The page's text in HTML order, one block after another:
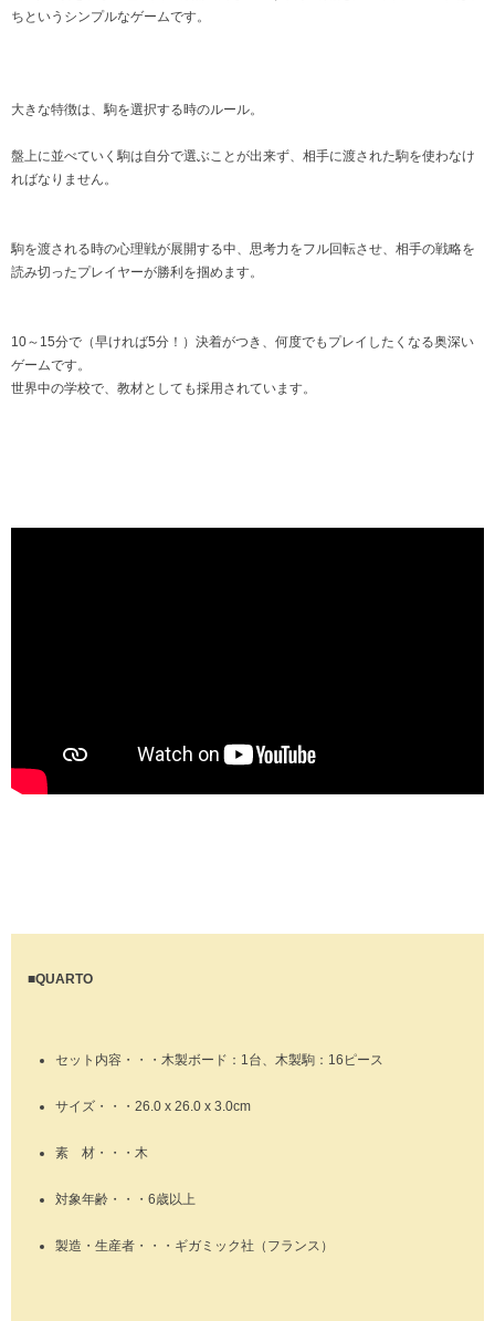
ちというシンプルなゲームです。
大きな特徴は、駒を選択する時のルール。
盤上に並べていく駒は自分で選ぶことが出来ず、相手に渡された駒を使わなけ
ればなりません。
駒を渡される時の心理戦が展開する中、思考力をフル回転させ、相手の戦略を
読み切ったプレイヤーが勝利を掴めます。
10～15分で（早ければ5分！）決着がつき、何度でもプレイしたくなる奥深い
ゲームです。
世界中の学校で、教材としても採用されています。
■QUARTO
セット内容・・・木製ボード：1台、木製駒：16ピース
サイズ・・・26.0 x 26.0 x 3.0cm
素 材・・・木
対象年齢・・・6歳以上
製造・生産者・・・ギガミック社（フランス）